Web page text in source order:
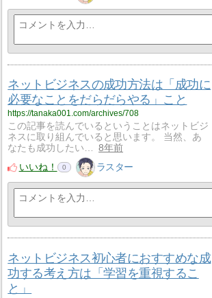
ネットビジネスの成功方法は「成功に
必要なことをだらだらやる」こと
https://tanaka001.com/archives/708
この記事を読んでいるということはネットビジ
ネスに取り組んでいると思います。 当然、あ
なたも成功したい…
8年前
いいね！
0 ラスター
ネットビジネス初心者におすすめな成
功する考え方は「学習を重視するこ
と」